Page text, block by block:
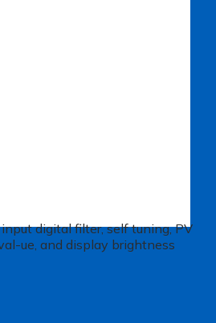
digital filter, self tuning, PV
ue, and display brightness